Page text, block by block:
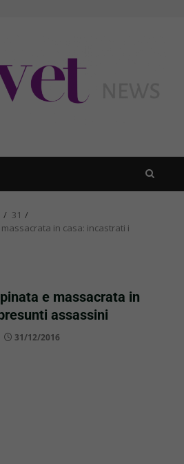
31
in casa: incastrati i
e massacrata in
assassini
31/12/2016